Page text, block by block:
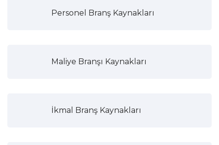
Personel Branş Kaynakları
Maliye Branşı Kaynakları
İkmal Branş Kaynakları